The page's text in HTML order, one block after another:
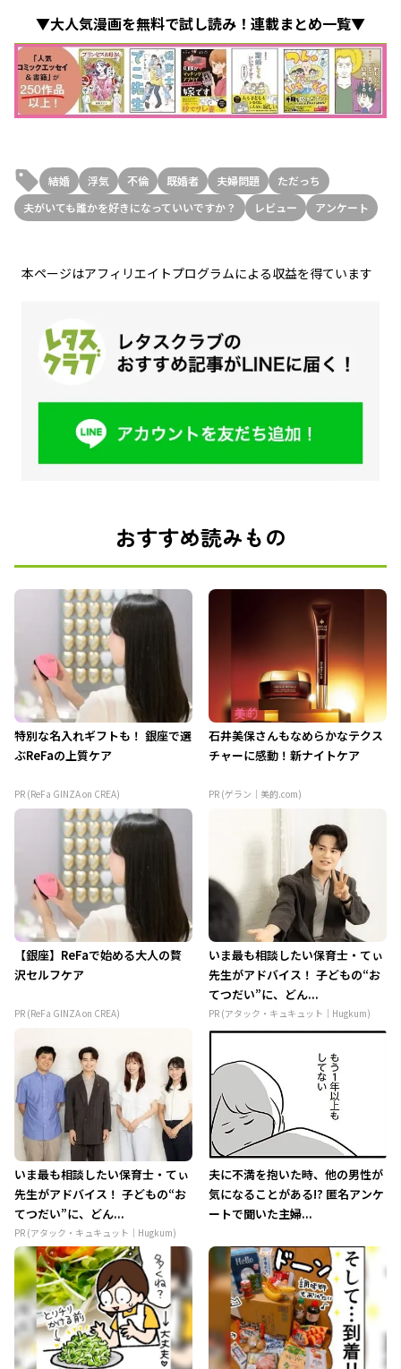
▼大人気漫画を無料で試し読み！連載まとめ一覧▼
結婚 浮気 不倫 既婚者 夫婦問題
ただっち
夫がいても誰かを好きになっていいですか？
レビュー アンケート
本ページはアフィリエイトプログラムによる収益を得ています
おすすめ読みもの
特別な名入れギフトも！ 銀座で選
ぶReFaの上質ケア
PR (ReFa GINZA on CREA)
石井美保さんもなめらかなテクス
チャーに感動！新ナイトケア
PR (ゲラン｜美的.com)
【銀座】ReFaで始める大人の贅
沢セルフケア
PR (ReFa GINZA on CREA)
いま最も相談したい保育士・てぃ
先生がアドバイス！ 子どもの“お
てつだい”に、どん...
PR (アタック・キュキュット｜Hugkum)
いま最も相談したい保育士・てぃ
先生がアドバイス！ 子どもの“お
てつだい”に、どん...
PR (アタック・キュキュット｜Hugkum)
夫に不満を抱いた時、他の男性が
気になることがある!? 匿名アンケ
ートで聞いた主婦...